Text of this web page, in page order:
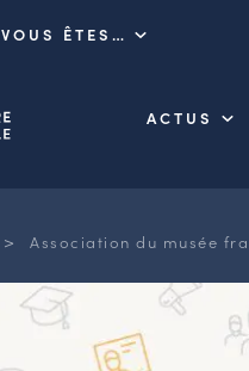
VOUS ÊTES…
ACTUS
> Association du musée